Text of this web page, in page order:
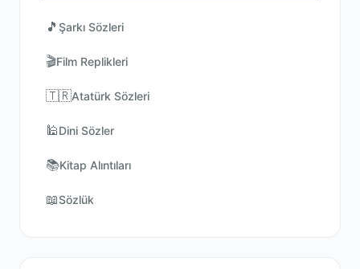
🎵 Şarkı Sözleri
🎬Film Replikleri
🇹🇷Atatürk Sözleri
🕌Dini Sözler
📚Kitap Alıntıları
📖Sözlük